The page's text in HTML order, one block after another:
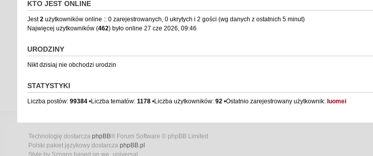
KTO JEST ONLINE
Jest2 użytkowników online :: 0 zarejestrowanych, 0 ukrytych i 2 gości (wg danych z ostatnich 5 minut)
Najwięcej użytkowników (462) było online 27 cze 2026, 09:46
URODZINY
Nikt dzisiaj nie obchodzi urodzin
STATYSTYKI
Liczba postów: 99384•Liczba tematów: 1178•Liczba użytkowników: 92 •Ostatnio zarejestrowany użytkownik: luomei
Technologię dostarcza phpBB® Forum Software © phpBB Limited
Polski pakiet językowy dostarcza phpBB.pl
Style by Sznaps based on we_universal